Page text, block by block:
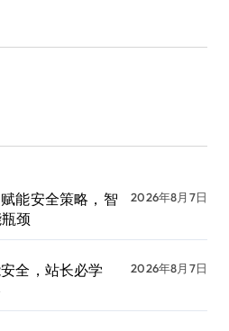
能安全策略，智
颈
2026年8月7日
全，站长必学
2026年8月7日